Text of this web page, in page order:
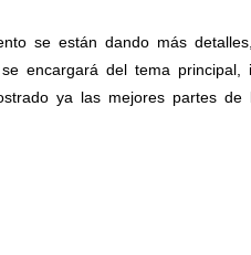
se están dando más
se encargará del tema
ya las mejores partes